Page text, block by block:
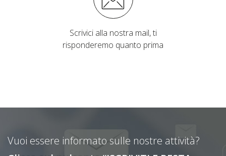
Scrivici alla nostra mail, ti
risponderemo quanto prima
Vuoi essere informato sulle nostre attività?